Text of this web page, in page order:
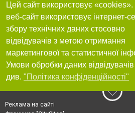
Цей сайт використовує
веб-сайт використовує інтернет-
збору технічних даних стосовно
відвідувачів з метою отримання
маркетингової та статистичної
Умови обробки даних
див. "Політика конфіденційності"
Реклама на сайті